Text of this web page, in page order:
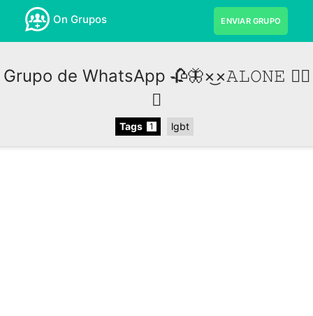
On Grupos ENVIAR GRUPO
Grupo de WhatsApp 🥀🦋×͜×ㅤ𝙰𝙻𝙾𝙽𝙴 🏳️‍🌈
✨
Tags 1 lgbt